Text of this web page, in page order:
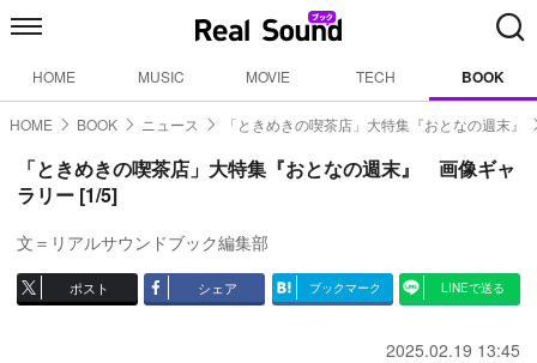
HOME MUSIC MOVIE TECH BOOK
HOME BOOK ニュース 「ときめきの喫茶店」大特集『おとなの週末』
「ときめきの喫茶店」大特集『おとなの週末』 画像ギャ
ラリー [1/5]
文＝リアルサウンドブック編集部
ポスト シェア ブックマーク LINEで送る
2025.02.19 13:45